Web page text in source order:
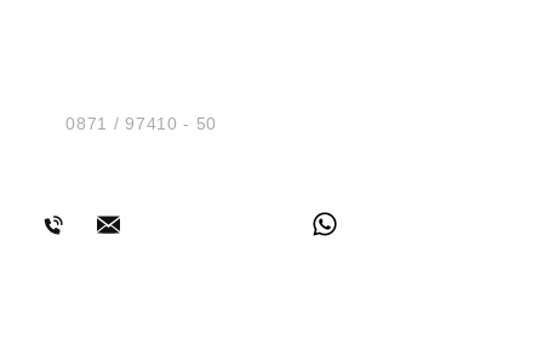
Tel.:0871 / 97410 - 50